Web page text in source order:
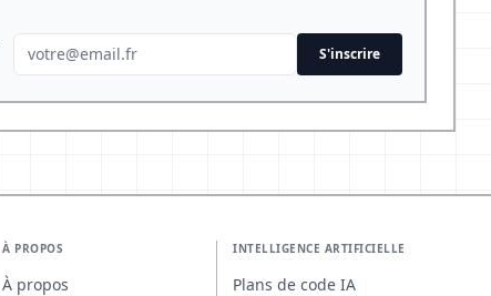
S'inscrire
À PROPOS
À propos
INTELLIGENCE ARTIFICIELLE
Plans de code IA